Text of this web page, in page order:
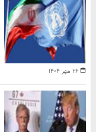
۲۶ مهر ۱۴۰۴